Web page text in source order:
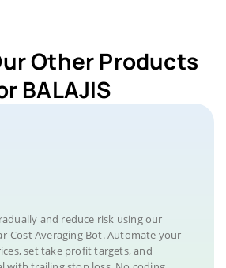
Other Products
BALAJIS
and reduce risk using our
Cost Averaging Bot. Automate your
set take profit targets, and